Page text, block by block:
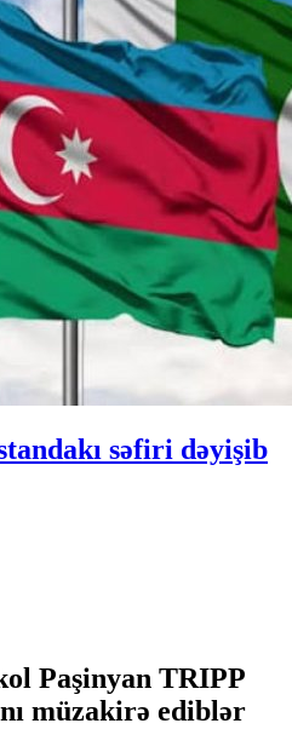
səfiri dəyişib
Paşinyan TRIPP
müzakirə ediblər